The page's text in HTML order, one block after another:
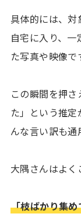
具体的には、
自宅に入り、
た写真や映像で
この瞬間を押
た」という推
んな言い訳も通
大隅さんはよく
「枝ばかり集